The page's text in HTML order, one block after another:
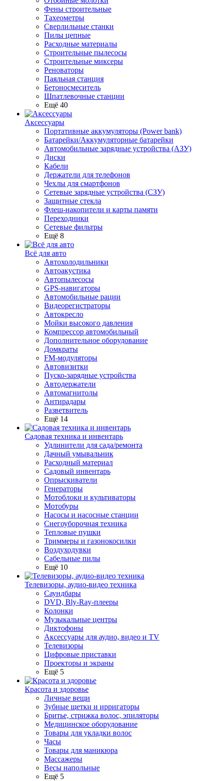
Фены строительные
Тахеометры
Сверлильные станки
Пилы цепные
Расходные материалы
Строительные пылесосы
Строительные миксеры
Реноваторы
Паяльная станция
Бетоносмеситель
Шпатлевочные станции
Ещё 40
Аксессуары
Портативные аккумуляторы (Power bank)
Батарейки/Аккумуляторные батарейки
Автомобильные зарядные устройства (АЗУ)
Диски
Кабели
Держатели для телефонов
Чехлы для смартфонов
Сетевые зарядные устройства (СЗУ)
Защитные стекла
Флеш-накопители и карты памяти
Переходники
Сетевые фильтры
Ещё 8
Всё для авто
Автохолодильники
Автоакустика
Автопылесосы
GPS-навигаторы
Автомобильные рации
Видеорегистраторы
Автокресло
Мойки высокого давления
Компрессор автомобильный
Дополнительное оборудование
Домкраты
FM-модуляторы
Автовизитки
Пуско-зарядные устройства
Автодержатели
Автомагнитолы
Антирадары
Разветвитель
Ещё 14
Садовая техника и инвентарь
Удлинители для сада/ремонта
Дачный умывальник
Расходный материал
Садовый инвентарь
Опрыскиватели
Генераторы
Мотоблоки и культиваторы
Мотобуры
Насосы и насосные станции
Снегоуборочная техника
Тепловые пушки
Триммеры и газонокосилки
Воздуходувки
Сабельные пилы
Ещё 10
Телевизоры, аудио-видео техника
Саундбары
DVD, Bly-Ray-плееры
Колонки
Музыкальные центры
Диктофоны
Аксессуары для аудио, видео и TV
Телевизоры
Цифровые приставки
Проекторы и экраны
Ещё 5
Красота и здоровье
Личные вещи
Зубные щетки и ирригаторы
Бритье, стрижка волос, эпиляторы
Медицинское оборудование
Товары для укладки волос
Часы
Товары для маникюра
Массажеры
Весы напольные
Ещё 5